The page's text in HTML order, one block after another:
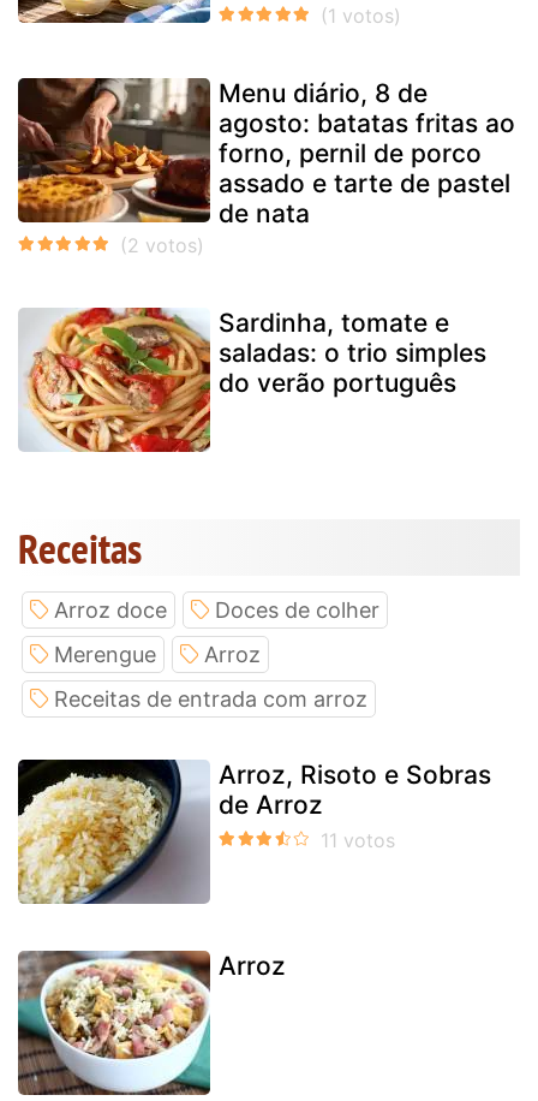
Menu diário, 8 de
agosto: batatas fritas ao
forno, pernil de porco
assado e tarte de pastel
de nata
Sardinha, tomate e
saladas: o trio simples
do verão português
Receitas
Arroz doce
Doces de colher
Merengue
Arroz
Receitas de entrada com arroz
Arroz, Risoto e Sobras
de Arroz
Arroz